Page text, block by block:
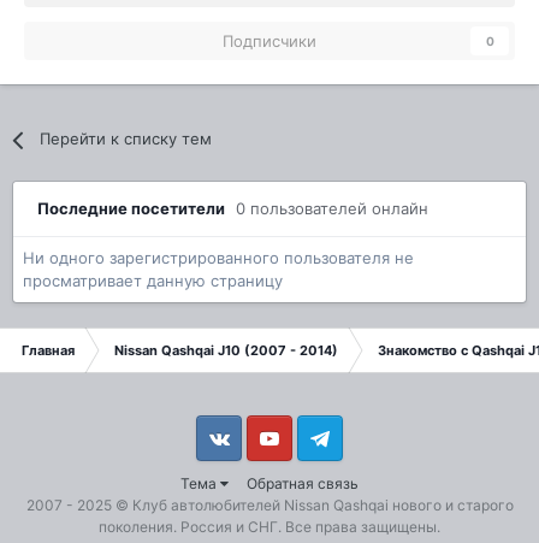
Подписчики 0
Перейти к списку тем
Последние посетители 0 пользователей онлайн
Ни одного зарегистрированного пользователя не
просматривает данную страницу
Главная Nissan Qashqai J10 (2007 - 2014) Знакомство с Qashqai
Тема Обратная связь
VkontakteYouTube Telegram
2007 - 2025 © Клуб автолюбителей Nissan Qashqai нового и старого
поколения. Россия и СНГ. Все права защищены.